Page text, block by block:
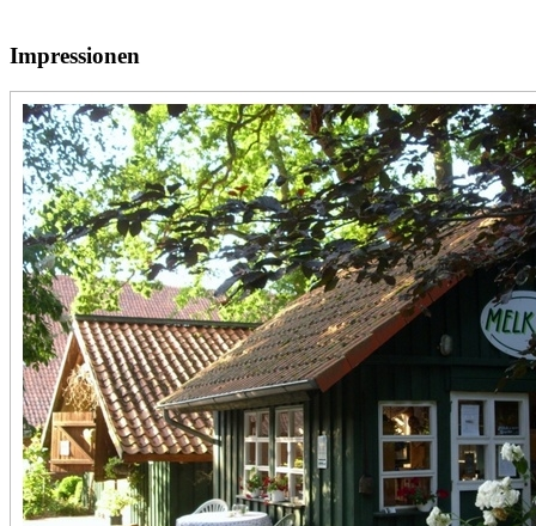
Impressionen